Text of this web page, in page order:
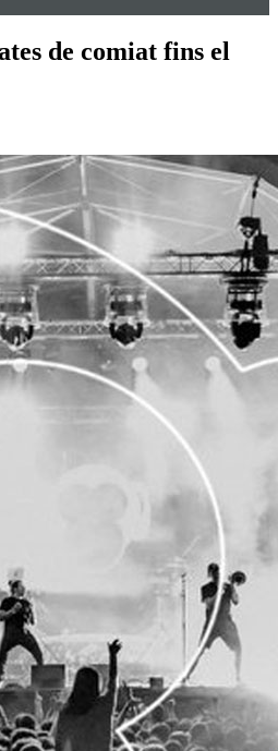
de comiat fins el